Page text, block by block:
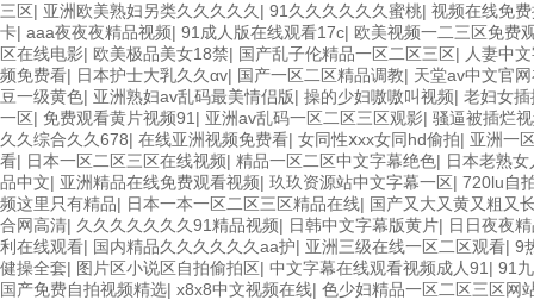
三区| 亚洲欧美熟妇另类久久久久久 | 91久久久久久久蜜桃| 视频在线免
卡| aaa夜夜夜精品视频| 91成人版在线观看17c| 欧美视频一二三区免费
区在线电影| 欧美极品美女18禁| 国产乱子伦精品一区二区三区| 人妻中
频免费看| 日本护士大乳久久αv| 国产一区二区精品调教| 天堂av中文官
豆一级黄色| 亚洲熟妇av乱码最美情侣版| 操的少妇嗷嗷叫视频| 老妇女
一区| 免费观看黄片视频91 | 亚洲av乱码一区二区三区观影| 骚逼被插烂
久久综合久久678| 在线亚洲视频免费看| 女同性ⅹxx女同hd偷拍| 亚洲一
看| 日本一区二区三区在线视频| 精品一区二区中文字幕绝色| 日本老熟
品中文| 亚洲精品在线免费观看视频| 玖玖资源站中文字幕一区| 720lu自
频这里只有精品| 日本一本一区二区三区精品在线| 国产又大又黄又粗又
合网高清| 久久久久久久久91精品视频| 日韩中文字幕版黄片| 日日夜夜
利在线观看| 国内精品久久久久久久aa护| 亚洲三级在线一区二区观看| 9
健操全套| 图片区小说区自拍偷拍区| 中文字幕在线观看视频成人91 | 91
国产免费自拍视频精选| x8x8中文视频在线| 色少妇精品一区二区三区网